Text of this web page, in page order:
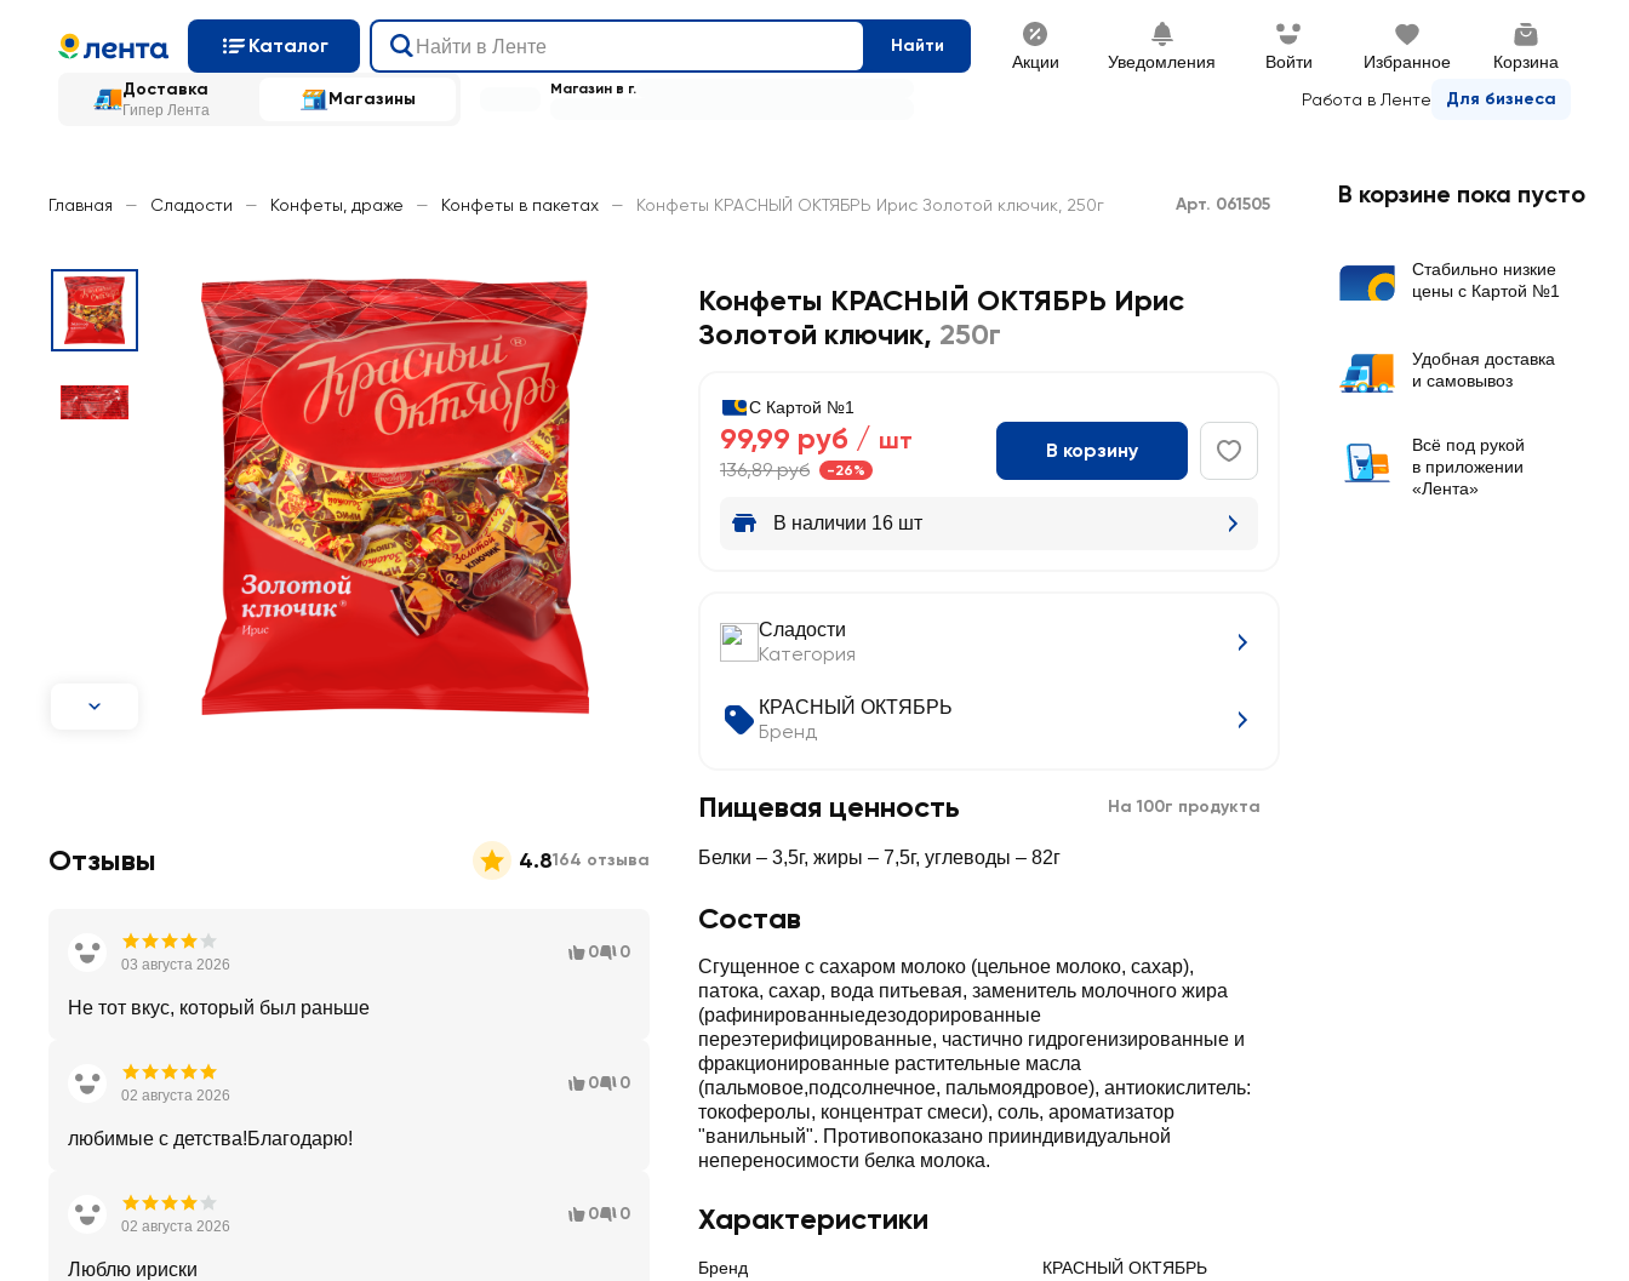
Каталог Найти
Акции Уведомления Войти Избранное Корзина
Доставка
Гипер Лента
Магазины Работа в Ленте Для бизнеса
Магазин в г.
Главная — Сладости — Конфеты, драже — Конфеты в пакетах — Конфеты КРАСНЫЙ ОКТЯБРЬ Ирис Золотой ключик, 250г Арт. 061505
Конфеты КРАСНЫЙ ОКТЯБРЬ Ирис
Золотой ключик, 250г
С Картой №1
99,99 руб / шт
136,89 руб -26%
В корзину
В наличии 16 шт
Сладости
Категория
КРАСНЫЙ ОКТЯБРЬ
Бренд
Пищевая ценность На 100г продукта
Белки – 3,5г, жиры – 7,5г, углеводы – 82г
Состав
Сгущенное с сахаром молоко (цельное молоко, сахар),
патока, сахар, вода питьевая, заменитель молочного жира
(рафинированныедезодорированные
переэтерифицированные, частично гидрогенизированные и
фракционированные растительные масла
(пальмовое,подсолнечное, пальмоядровое), антиокислитель:
токоферолы, концентрат смеси), соль, ароматизатор
"ванильный". Противопоказано прииндивидуальной
непереносимости белка молока.
Характеристики
Бренд КРАСНЫЙ ОКТЯБРЬ
Отзывы 4.8164 отзыва
03 августа 2026
0 0
Не тот вкус, который был раньше
02 августа 2026
0 0
любимые с детства!Благодарю!
02 августа 2026
0 0
Люблю ириски
В корзине пока пусто
Стабильно низкие
цены с Картой №1
Удобная доставка
и самовывоз
Всё под рукой
в приложении
«Лента»